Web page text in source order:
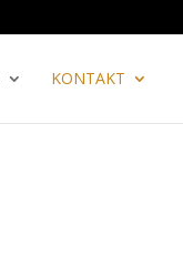
KONTAKT